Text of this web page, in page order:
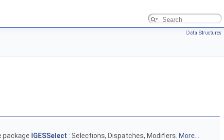
Data Structures
package IGESSelect : Selections, Dispatches, Modifiers. More...